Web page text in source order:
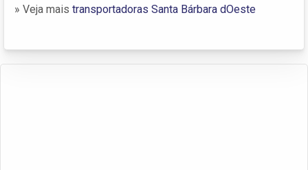
» Veja mais transportadoras Santa Bárbara dOeste